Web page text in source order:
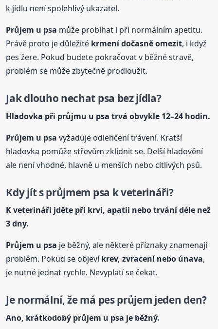
k jídlu není spolehlivý ukazatel.
Průjem u psa může probíhat i při normálním apetitu.
Právě proto je důležité krmení dočasně omezit, i když
pes žere. Pokud budete pokračovat v běžné stravě,
problém se může zbytečně prodloužit.
Jak dlouho nechat psa bez jídla?
Hladovka při průjmu u psa trvá obvykle 12–24 hodin.
Průjem u psa vyžaduje odlehčení trávení. Kratší
hladovka pomůže střevům zklidnit se. Delší hladovění
ale není vhodné, hlavně u menších nebo citlivých psů.
Kdy jít s průjmem psa k veterináři?
K veterináři jděte při krvi, apatii nebo trvání déle než
3 dny.
Průjem u psa je běžný, ale některé příznaky znamenají
problém. Pokud se objevíkrev, zvracení nebo únava,
je nutné jednat rychle. Nevyplatí se čekat.
Je normální, že má pes průjem jeden den?
Ano, krátkodobý průjem u psa je běžný.